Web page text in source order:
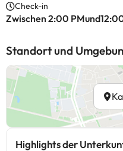
Check-in
Zwischen 2:00
Standort und
Highlights der